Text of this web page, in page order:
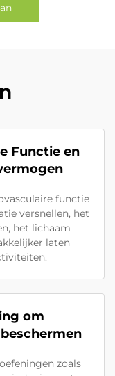
Functie en
functie
versnellen, het
het lichaam
laten
om
zoals